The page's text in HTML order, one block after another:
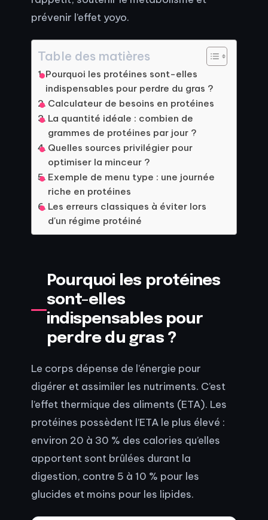
prévenir l’effet yoyo.
Table des matières
Pourquoi les protéines sont-elles
indispensables pour perdre du gras ?
Calculateur de besoins en protéines
La quantité idéale : combien de
grammes de protéines par jour ?
Quelles sources privilégier pour
optimiser la minceur ?
Exemple de menu type : une journée
riche en protéines
Les erreurs classiques à éviter lors
d'un régime protéiné
Pourquoi les protéines
sont-elles
indispensables pour
perdre du gras ?
Le corps dépense de l’énergie pour
digérer et assimiler les nutriments. C’est
l’effet thermique des aliments (ETA). Les
protéines possèdent l’ETA le plus élevé :
environ 20 à 30 % des calories qu’elles
apportent sont brûlées durant la
digestion, contre 5 à 10 % pour les
glucides et moins pour les lipides.